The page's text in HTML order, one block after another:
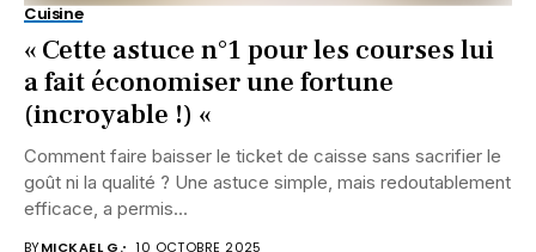
Cuisine
« Cette astuce n°1 pour les courses lui
a fait économiser une fortune
(incroyable !) «
Comment faire baisser le ticket de caisse sans sacrifier le
goût ni la qualité ? Une astuce simple, mais redoutablement
efficace, a permis...
BYMICKAEL G. 10 OCTOBRE 2025